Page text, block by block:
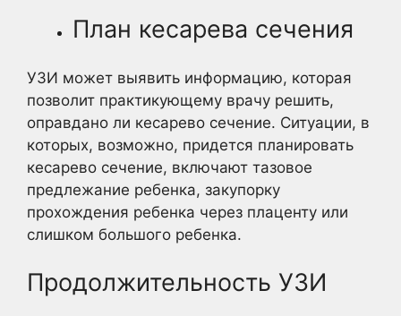
План кесарева сечения
УЗИ может выявить информацию, которая
позволит практикующему врачу решить,
оправдано ли кесарево сечение. Ситуации, в
которых, возможно, придется планировать
кесарево сечение, включают тазовое
предлежание ребенка, закупорку
прохождения ребенка через плаценту или
слишком большого ребенка.
Продолжительность УЗИ